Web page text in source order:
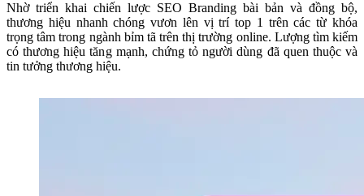
Nhờ triển khai chiến lược SEO Branding bài bản và đồng bộ,
thương hiệu nhanh chóng vươn lên vị trí top 1 trên các từ khóa
trọng tâm trong ngành bỉm tã trên thị trường online. Lượng tìm kiếm
có thương hiệu tăng mạnh, chứng tỏ người dùng đã quen thuộc và
tin tưởng thương hiệu.